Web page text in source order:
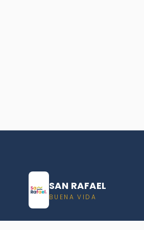
SAN RAFAEL
BUENA VIDA